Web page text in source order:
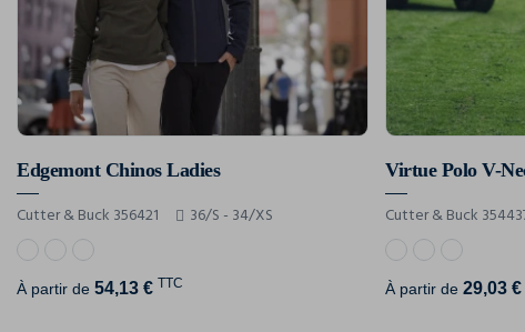
Edgemont Chinos Ladies
Cutter & Buck 356421 36/S - 34/XS
À partir de 54,13 € TTC
Virtue Polo V-
Cutter & Buck
À partir de29,03 €